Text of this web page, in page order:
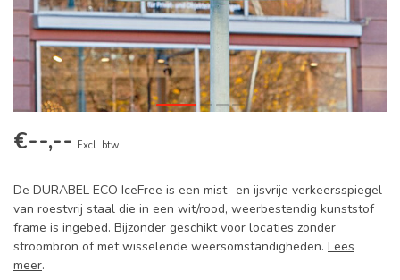
€--,-- Excl. btw
De DURABEL ECO IceFree is een mist- en ijsvrije verkeersspiegel
van roestvrij staal die in een wit/rood, weerbestendig kunststof
frame is ingebed. Bijzonder geschikt voor locaties zonder
stroombron of met wisselende weersomstandigheden. Lees
meer.